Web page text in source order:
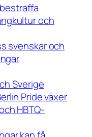
och
svenskar och
Sverige
Pride växer
HBTQ-